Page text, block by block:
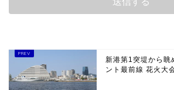
新港第1突堤から眺
ント最前線 花火大